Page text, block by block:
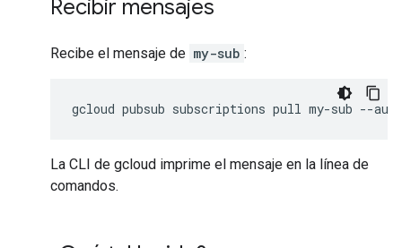
Recibir mensajes
Recibe el mensaje de my-sub :
gcloud pubsub subscriptions pull my-sub --
La CLI de gcloud imprime el mensaje en la línea de
comandos.